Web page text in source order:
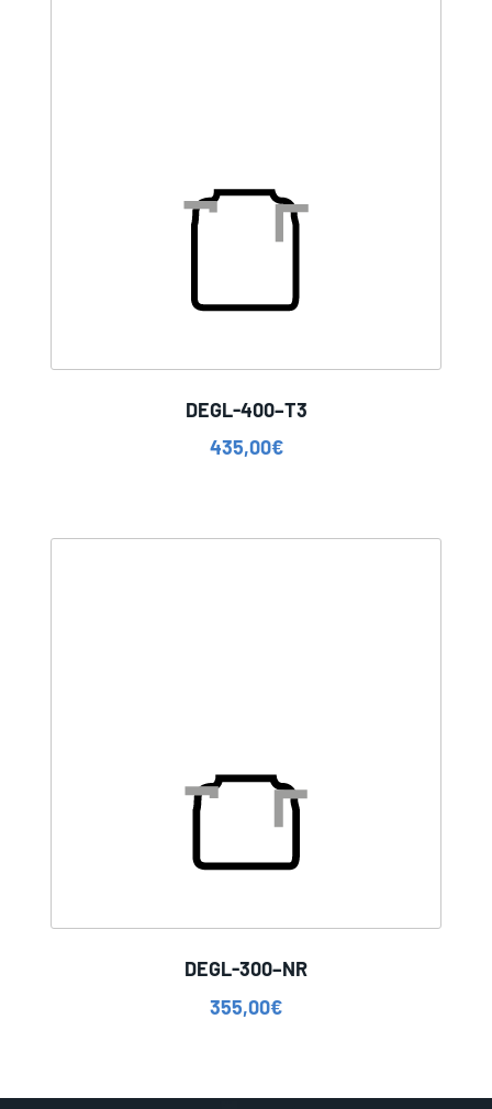
DEGL-400–T3
435,00€
DEGL-300–NR
355,00€